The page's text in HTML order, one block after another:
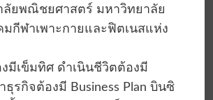
ลัยพณิชยศาสตร์ มหาวิทยาลัย
กีฬาเพาะกายและฟิตเนสแห่ง
งมีเข็มทิศ ดำเนินชีวิตต้องมี
ธุรกิจต้องมี Business Plan บินซิ